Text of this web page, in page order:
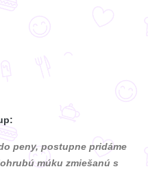
peny, postupne pridáme
múku zmiešanú s